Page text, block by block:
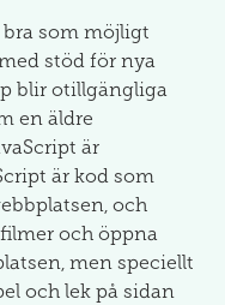
bra som möjligt
stöd för nya
blir otillgängliga
en äldre
är
är kod som
och
och öppna
men speciellt
och lek på sidan